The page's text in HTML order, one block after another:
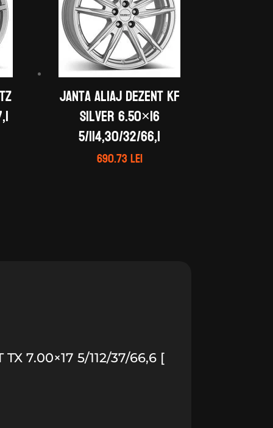
Janta aliaj DEZENT KF
silver 6.50×16
5/114,30/32/66,1
690.73lei
7.00×17 5/112/37/66,6 [